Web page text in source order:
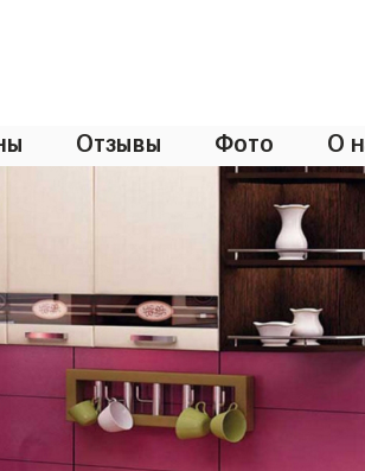
Отзывы Фото О